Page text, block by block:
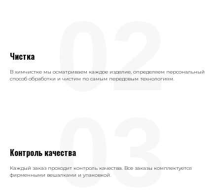
Чистка
В химчистке мы осматриваем каждое изделие, определяем персональный
способ обработки и чистим по самым передовым технологиям.
02
Контроль качества
Каждый заказ проходит контроль качества. Все заказы комплектуется
фирменными вешалками и упаковкой.
03